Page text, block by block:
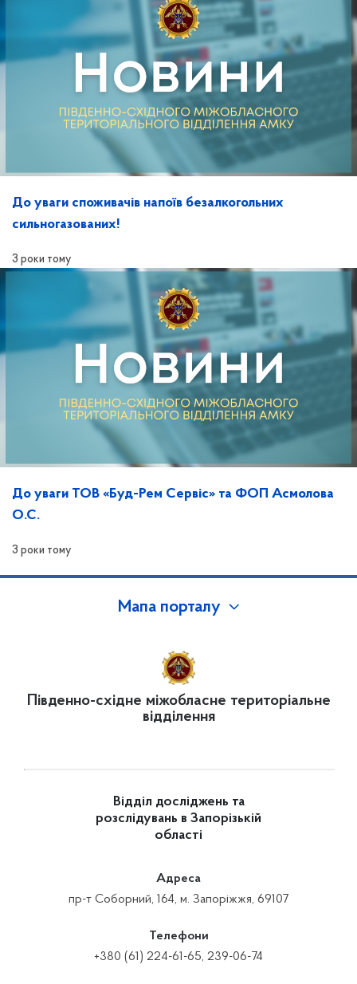
До уваги споживачів напоїв безалкогольних
сильногазованих!
3 роки тому
До уваги ТОВ «Буд-Рем Сервіс» та ФОП Асмолова
О.С.
3 роки тому
Мапа порталу
Південно-східне міжобласне територіальне
відділення
Відділ досліджень та
розслідувань в Запорізькій
області
Адреса
пр-т Соборний, 164, м. Запоріжжя, 69107
Телефони
+380 (61) 224-61-65, 239-06-74